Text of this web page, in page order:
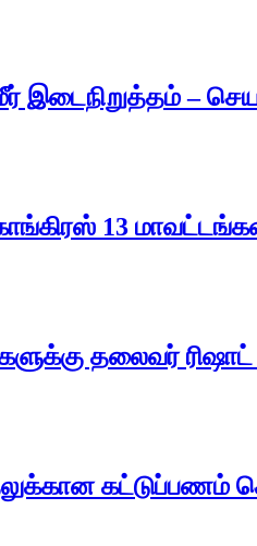
இடைநிறுத்தம் –
13
தலைவர்
கட்டுப்பணம்